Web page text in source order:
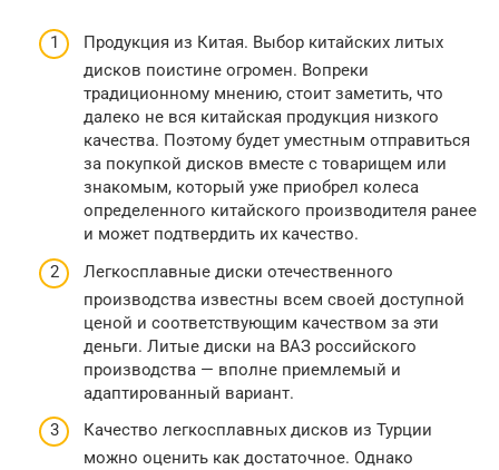
Продукция из Китая. Выбор китайских литых
дисков поистине огромен. Вопреки
традиционному мнению, стоит заметить, что
далеко не вся китайская продукция низкого
качества. Поэтому будет уместным отправиться
за покупкой дисков вместе с товарищем или
знакомым, который уже приобрел колеса
определенного китайского производителя ранее
и может подтвердить их качество.
Легкосплавные диски отечественного
производства известны всем своей доступной
ценой и соответствующим качеством за эти
деньги. Литые диски на ВАЗ российского
производства — вполне приемлемый и
адаптированный вариант.
Качество легкосплавных дисков из Турции
можно оценить как достаточное. Однако